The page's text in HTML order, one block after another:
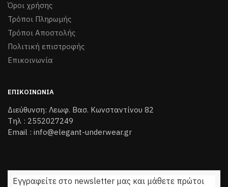
Όροι χρήσης
Τρόποι Πληρωμής
Τρόποι Aποστολής
Πολιτική επιστροφής
Επικοινωνία
ΕΠΙΚΟΙΝΩΝΊΑ
Διεύθυνση: Λεωφ. Βασ. Κωνσταντίνου 82
Τηλ : 2552027249
Email : info@elegant-underwear.gr
Εγγραφείτε στο newsletter μας και μάθετε πρώτοι